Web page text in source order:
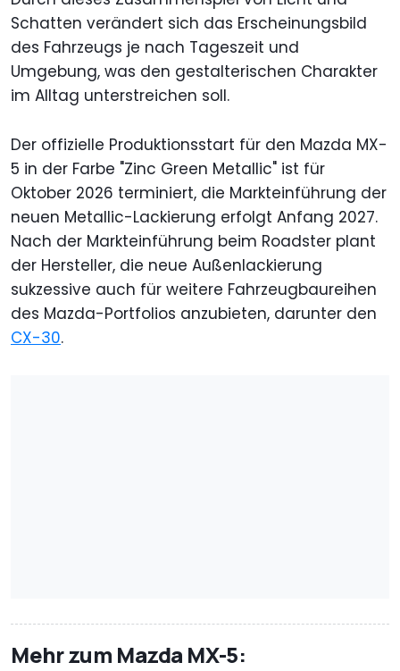
Schatten verändert sich das Erscheinungsbild
des Fahrzeugs je nach Tageszeit und
Umgebung, was den gestalterischen Charakter
im Alltag unterstreichen soll.
Der offizielle Produktionsstart für den Mazda MX-
5 in der Farbe "Zinc Green Metallic" ist für
Oktober 2026 terminiert, die Markteinführung der
neuen Metallic-Lackierung erfolgt Anfang 2027.
Nach der Markteinführung beim Roadster plant
der Hersteller, die neue Außenlackierung
sukzessive auch für weitere Fahrzeugbaureihen
des Mazda-Portfolios anzubieten, darunter den
CX-30.
Mehr zum Mazda MX-5: